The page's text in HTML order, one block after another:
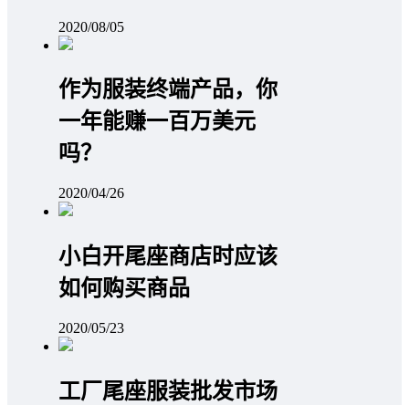
2020/08/05
作为服装终端产品，你
一年能赚一百万美元
吗？
2020/04/26
小白开尾座商店时应该
如何购买商品
2020/05/23
工厂尾座服装批发市场